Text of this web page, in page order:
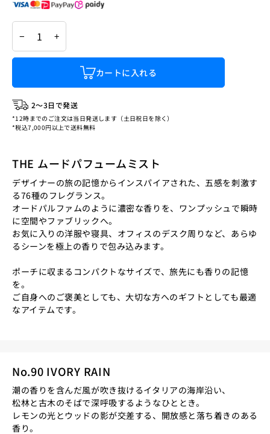
− +
カートに入れる
2〜3日で発送
*12時までのご注文は当日発送します（土日祝日を除く）
*税込7,000円以上で送料無料
THE ムードパフュームミスト
デザイナーの旅の記憶からインスパイアされた、五感を刺激す
る76種のフレグランス。
オードパルファムのように濃密な香りを、ワンプッシュで瞬時
に空間やファブリックへ。
お気に入りの洋服や寝具、オフィスのデスク周りなど、あらゆ
るシーンを極上の香りで包み込みます。
ポーチに収まるコンパクトなサイズで、旅先にも香りの記憶
を。
ご自身へのご褒美としても、大切な方へのギフトとしても最適
なアイテムです。
No.90 IVORY RAIN
潮の香りを含んだ風が吹き抜けるイタリアの海岸沿い、
松林と古木のそばで深呼吸するようなひととき。
レモンの光とウッドの影が交差する、開放感と落ち着きのある
香り。